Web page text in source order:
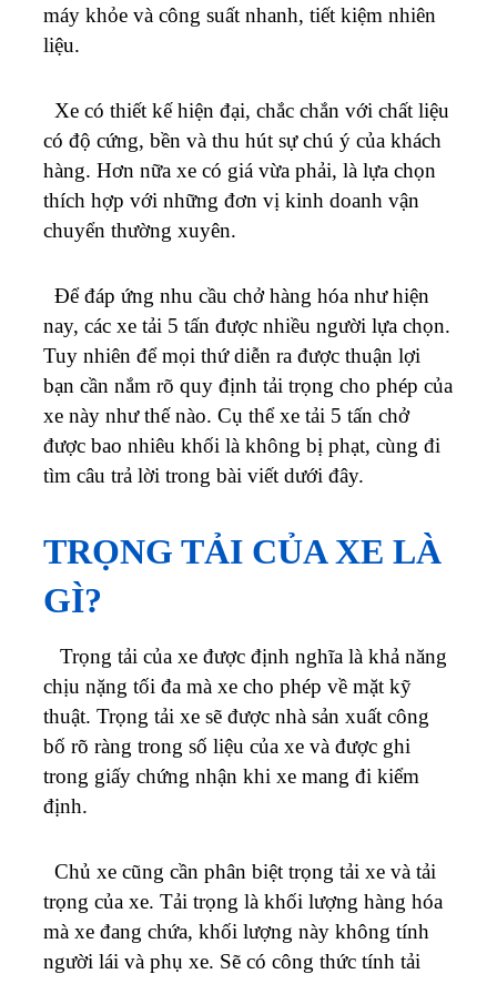
máy khỏe và công suất nhanh, tiết kiệm nhiên
liệu.
Xe có thiết kế hiện đại, chắc chắn với chất liệu
có độ cứng, bền và thu hút sự chú ý của khách
hàng. Hơn nữa xe có giá vừa phải, là lựa chọn
thích hợp với những đơn vị kinh doanh vận
chuyển thường xuyên.
Để đáp ứng nhu cầu chở hàng hóa như hiện
nay, các xe tải 5 tấn được nhiều người lựa chọn.
Tuy nhiên để mọi thứ diễn ra được thuận lợi
bạn cần nắm rõ quy định tải trọng cho phép của
xe này như thế nào. Cụ thể xe tải 5 tấn chở
được bao nhiêu khối là không bị phạt, cùng đi
tìm câu trả lời trong bài viết dưới đây.
TRỌNG TẢI CỦA XE LÀ
GÌ?
Trọng tải của xe được định nghĩa là khả năng
chịu nặng tối đa mà xe cho phép về mặt kỹ
thuật. Trọng tải xe sẽ được nhà sản xuất công
bố rõ ràng trong số liệu của xe và được ghi
trong giấy chứng nhận khi xe mang đi kiểm
định.
Chủ xe cũng cần phân biệt trọng tải xe và tải
trọng của xe. Tải trọng là khối lượng hàng hóa
mà xe đang chứa, khối lượng này không tính
người lái và phụ xe. Sẽ có công thức tính tải